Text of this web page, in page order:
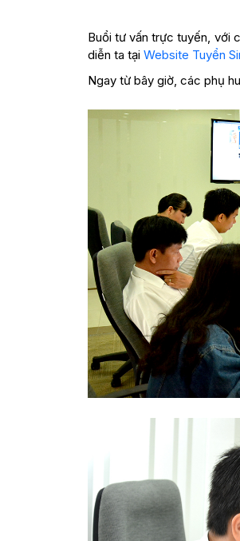
Buổi tư vấn trực tuyến, với
diễn ta tại Website Tuyển
Ngay từ bây giờ, các phụ